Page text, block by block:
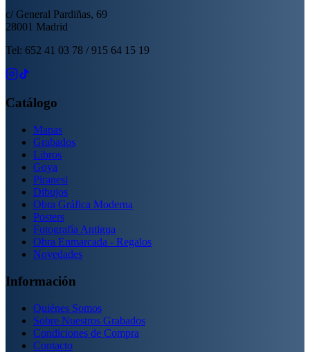
c/ General Pardiñas, 69
28001 Madrid
Tel: 652 41 03 78 / 915 64 15 19
Catálogo
Mapas
Grabados
Libros
Goya
Piranesi
Dibujos
Obra Gráfica Moderna
Posters
Fotografía Antigua
Obra Enmarcada - Regalos
Novedades
Información
Quiénes Somos
Sobre Nuestros Grabados
Condiciones de Compra
Contacto